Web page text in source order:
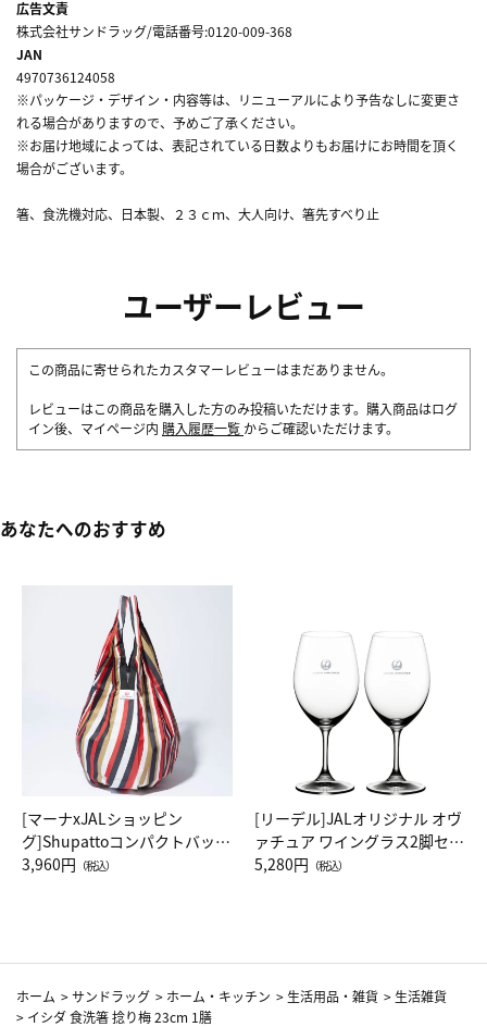
広告文責
株式会社サンドラッグ/電話番号:0120-009-368
JAN
4970736124058
※パッケージ・デザイン・内容等は、リニューアルにより予告なしに変更さ
れる場合がありますので、予めご了承ください。
※お届け地域によっては、表記されている日数よりもお届けにお時間を頂く
場合がございます。
箸、食洗機対応、日本製、２３ｃｍ、大人向け、箸先すべり止
ユーザーレビュー
この商品に寄せられたカスタマーレビューはまだありません。
レビューはこの商品を購入した方のみ投稿いただけます。購入商品はログ
イン後、マイページ内 購入履歴一覧 からご確認いただけます。
あなたへのおすすめ
[マーナxJALショッピン
グ]Shupattoコンパクトバッグ
Drop JAL客室乗務員（LC）ス
3,960円 （税込）
[リーデル]JALオリジナル オヴ
ァチュア ワイングラス2脚セッ
ト（レッドワイン）
5,280円 （税込）
ホーム >サンドラッグ > ホーム・キッチン > 生活用品・雑貨 > 生活雑貨
> イシダ 食洗箸 捻り梅 23cm 1膳